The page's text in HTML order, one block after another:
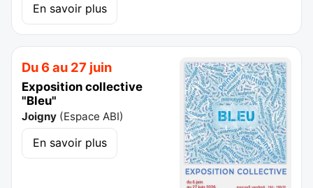
En savoir plus
Du 6 au 27 juin
Exposition collective
"Bleu"
Joigny (Espace ABI)
En savoir plus